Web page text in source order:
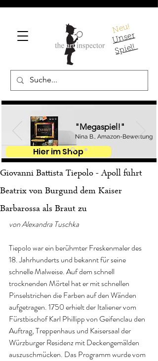
Neu!
U
ns
er
S
pi
el!
"Megaspiel!"
Nina B., Amazon-Bewertung
Hier im Shop
Giovanni Battista Tiepolo - Apoll führt
Beatrix von Burgund dem Kaiser
Barbarossa als Braut zu
von Alexandra Tuschka
Tiepolo war ein berühmter Freskenmaler des
18. Jahrhunderts und bekannt für seine
schnelle Malweise. Auf dem schnell
trocknenden Mörtel hat er mit schnellen
Pinselstrichen die Farben auf den Wänden
aufgetragen. 1750 erhielt der Italiener vom
Fürstbischof Karl Phillipp von Geifenclau den
Auftrag, Treppenhaus und Kaisersaal der
Würzburger Residenz mit Deckengemälden
auszuschmücken. Das Programm wurde vom